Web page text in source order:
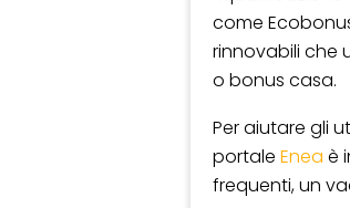
come
rinnovabili che
o bonus casa.
Per aiutare gli
portale Enea è
frequenti, un